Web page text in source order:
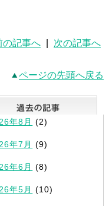
の記事へ 次の記事へ
ページの先頭へ戻る
事一覧
年8月 (2)
年7月 (9)
年6月 (8)
年5月 (10)